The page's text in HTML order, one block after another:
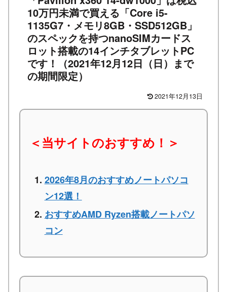
10万円未満で買える「Core i5-
1135G7・メモリ8GB・SSD512GB」
のスペックを持つnanoSIMカードス
ロット搭載の14インチタブレットPC
です！（2021年12月12日（日）まで
の期間限定）
2021年12月13日
＜当サイトのおすすめ！＞
2026年8月のおすすめノートパソコ
ン12選！
おすすめAMD Ryzen搭載ノートパソ
コン